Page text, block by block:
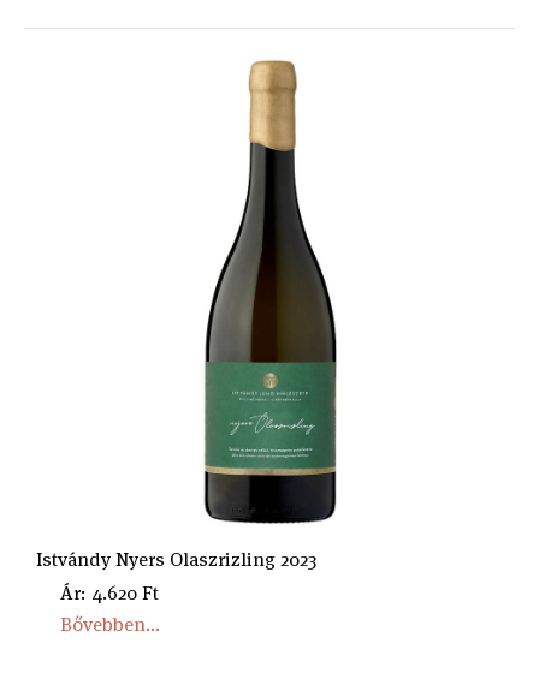
Istvándy Nyers Olaszrizling 2023
Ár: 4.620 Ft
Bővebben...